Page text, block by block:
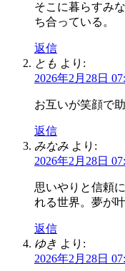
そこに暮らすみ
ち合っている。
返信
とも より:
2026年2月28日
お互いが笑顔で
返信
みなみ より:
2026年2月28日
思いやりと信頼
れる世界。夢が
返信
ゆき より:
2026年2月28日